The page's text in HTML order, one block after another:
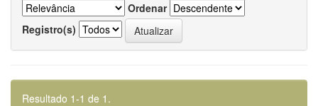
Ordenar
Registro(s)
Resultado 1-1 de 1.